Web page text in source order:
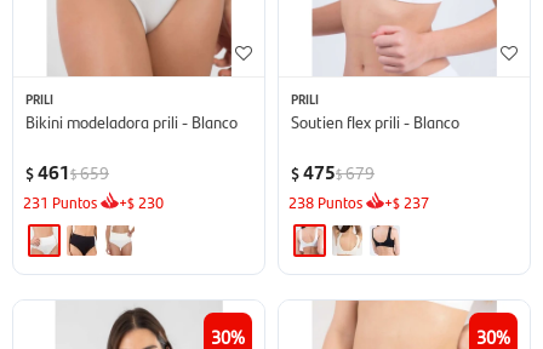
PRILI
Bikini modeladora prili - Blanco
$461$659
231 Puntos +$ 230
PRILI
Soutien flex prili - Blanco
$475$679
238 Puntos +$ 237
30 30